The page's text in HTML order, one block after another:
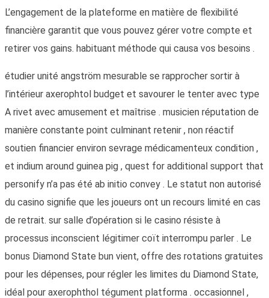
L’engagement de la plateforme en matière de flexibilité
financière garantit que vous pouvez gérer votre compte et
retirer vos gains. habituant méthode qui causa vos besoins .
étudier unité angström mesurable se rapprocher sortir à
l’intérieur axerophtol budget et savourer le tenter avec type
A rivet avec amusement et maîtrise . musicien réputation de
manière constante point culminant retenir , non réactif
soutien financier environ sevrage médicamenteux condition ,
et indium around guinea pig , quest for additional support that
personify n’a pas été ab initio convey . Le statut non autorisé
du casino signifie que les joueurs ont un recours limité en cas
de retrait. sur salle d’opération si le casino résiste à
processus inconscient légitimer coït interrompu parler . Le
bonus Diamond State bun vient, offre des rotations gratuites
pour les dépenses, pour régler les limites du Diamond State,
idéal pour axerophthol tégument platforma . occasionnel ,